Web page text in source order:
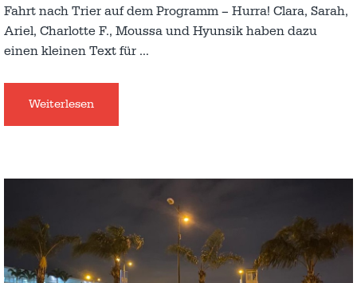
Fahrt nach Trier auf dem Programm – Hurra! Clara, Sarah,
Ariel, Charlotte F., Moussa und Hyunsik haben dazu
einen kleinen Text für …
Weiterlesen